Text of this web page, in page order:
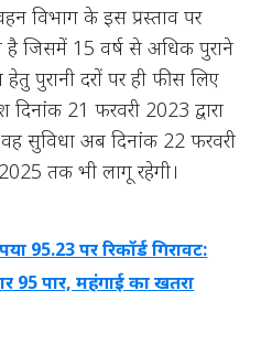
विभाग के इस प्रस्ताव पर
है जिसमें 15 वर्ष से अधिक पुराने
पुरानी दरों पर ही फीस लिए
21 फरवरी 2023 द्वारा
सुविधा अब दिनांक 22 फरवरी
तक भी लागू रहेगी।
95.23 पर रिकॉर्ड गिरावट:
95 पार, महंगाई का खतरा